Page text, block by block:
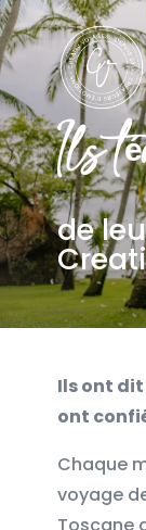
Ils
de
Ils ont
ont
Chaque
voyage